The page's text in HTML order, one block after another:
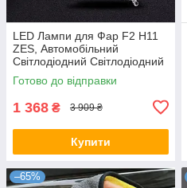
LED Лампи для Фар F2 H11
ZES, Автомобільний
Світлодіодний Світлодіодний
Світло
Готово до відправки
1 368 ₴ 3 909 ₴
Купити
–65%